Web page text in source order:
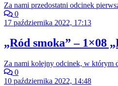
Za nami przedostatni odcinek
0
17 października 2022, 17:13
„Ród smoka” – 1×08
Za nami kolejny odcinek, w którym
0
10 października 2022, 14:48